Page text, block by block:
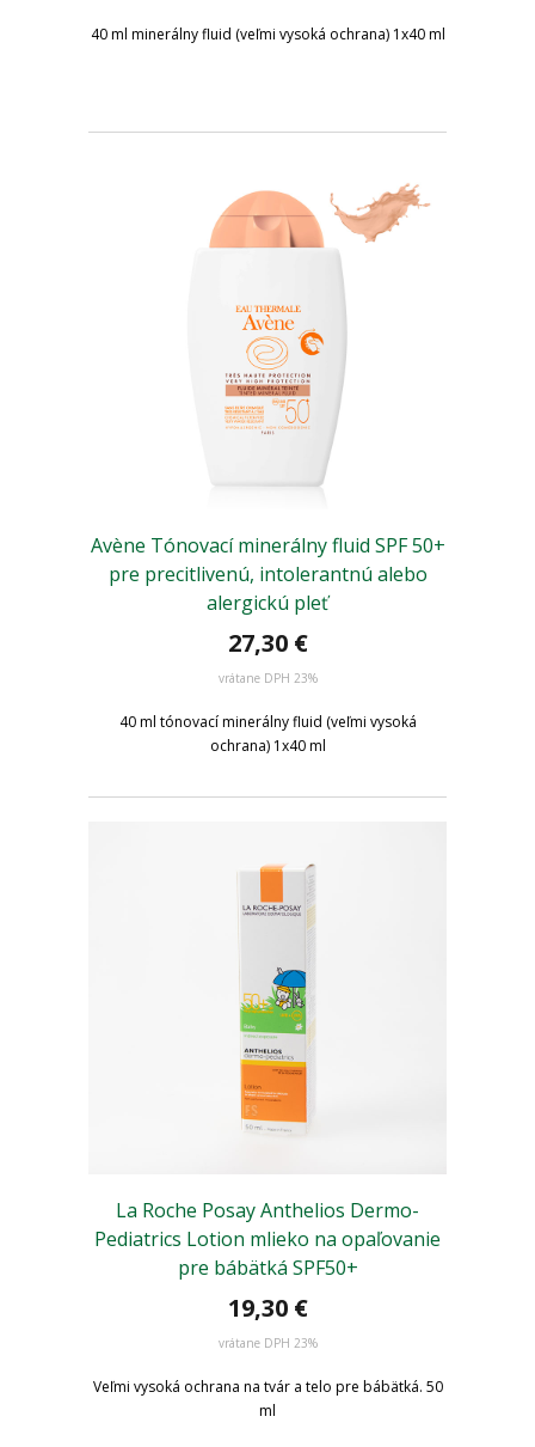
40 ml minerálny fluid (veľmi vysoká ochrana) 1x40 ml
Avène Tónovací minerálny fluid SPF 50+
pre precitlivenú, intolerantnú alebo
alergickú pleť
27,30 €
vrátane DPH 23%
40 ml tónovací minerálny fluid (veľmi vysoká
ochrana) 1x40 ml
La Roche Posay Anthelios Dermo-
Pediatrics Lotion mlieko na opaľovanie
pre bábätká SPF50+
19,30 €
vrátane DPH 23%
Veľmi vysoká ochrana na tvár a telo pre bábätká. 50
ml